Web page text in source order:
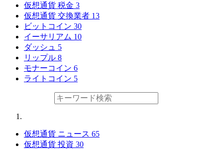
仮想通貨 税金 3
仮想通貨 交換業者 13
ビットコイン 30
イーサリアム 10
ダッシュ 5
リップル 8
モナーコイン 6
ライトコイン 5
仮想通貨 ニュース 65
仮想通貨 投資 30